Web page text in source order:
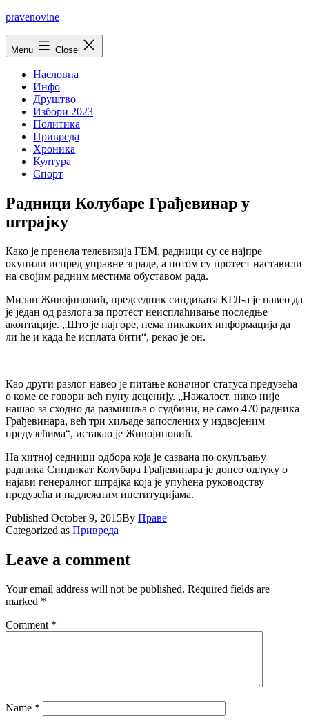
Skip
pravenovine
Menu Close
Насловна
Инфо
Друштво
Избори 2023
Политика
Привреда
Хроника
Култура
Спорт
Радници Колубаре Грађевинар у
штраjку
Како jе пренела телевизиjа ГЕМ, радници су се наjпре
окупили испред управне зграде, а потом су протест наставили
на своjим радним местима обуставом рада.
Милан Живоjиновић, председник синдиката КГЛ-а jе навео да
jе jедан од разлога за протест неисплаћивање последње
аконтациjе. „Што jе наjгоре, нема никаквих информациjа да
ли ће и када ће исплата бити“, рекао jе он.
Као други разлог навео jе питање коначног статуса предузећа
о коме се говори већ пуну децениjу. „Нажалост, нико ниjе
нашао за сходно да размишља о судбини, не само 470 радника
Грађевинара, већ три хиљаде запослених у издвоjеним
предузећима“, истакао jе Живоjиновић.
На хитноj седници одбора коjа jе сазвана по окупљању
радника Синдикат Колубара Грађевинара jе донео одлуку о
наjави генералног штраjка коjа jе упућена руководству
предузећа и надлежним институциjама.
Published October 9, 2015By Праве
Categorized as Привреда
Leave a comment
Your email address will not be published. Required fields are
marked *
Comment *
Name *